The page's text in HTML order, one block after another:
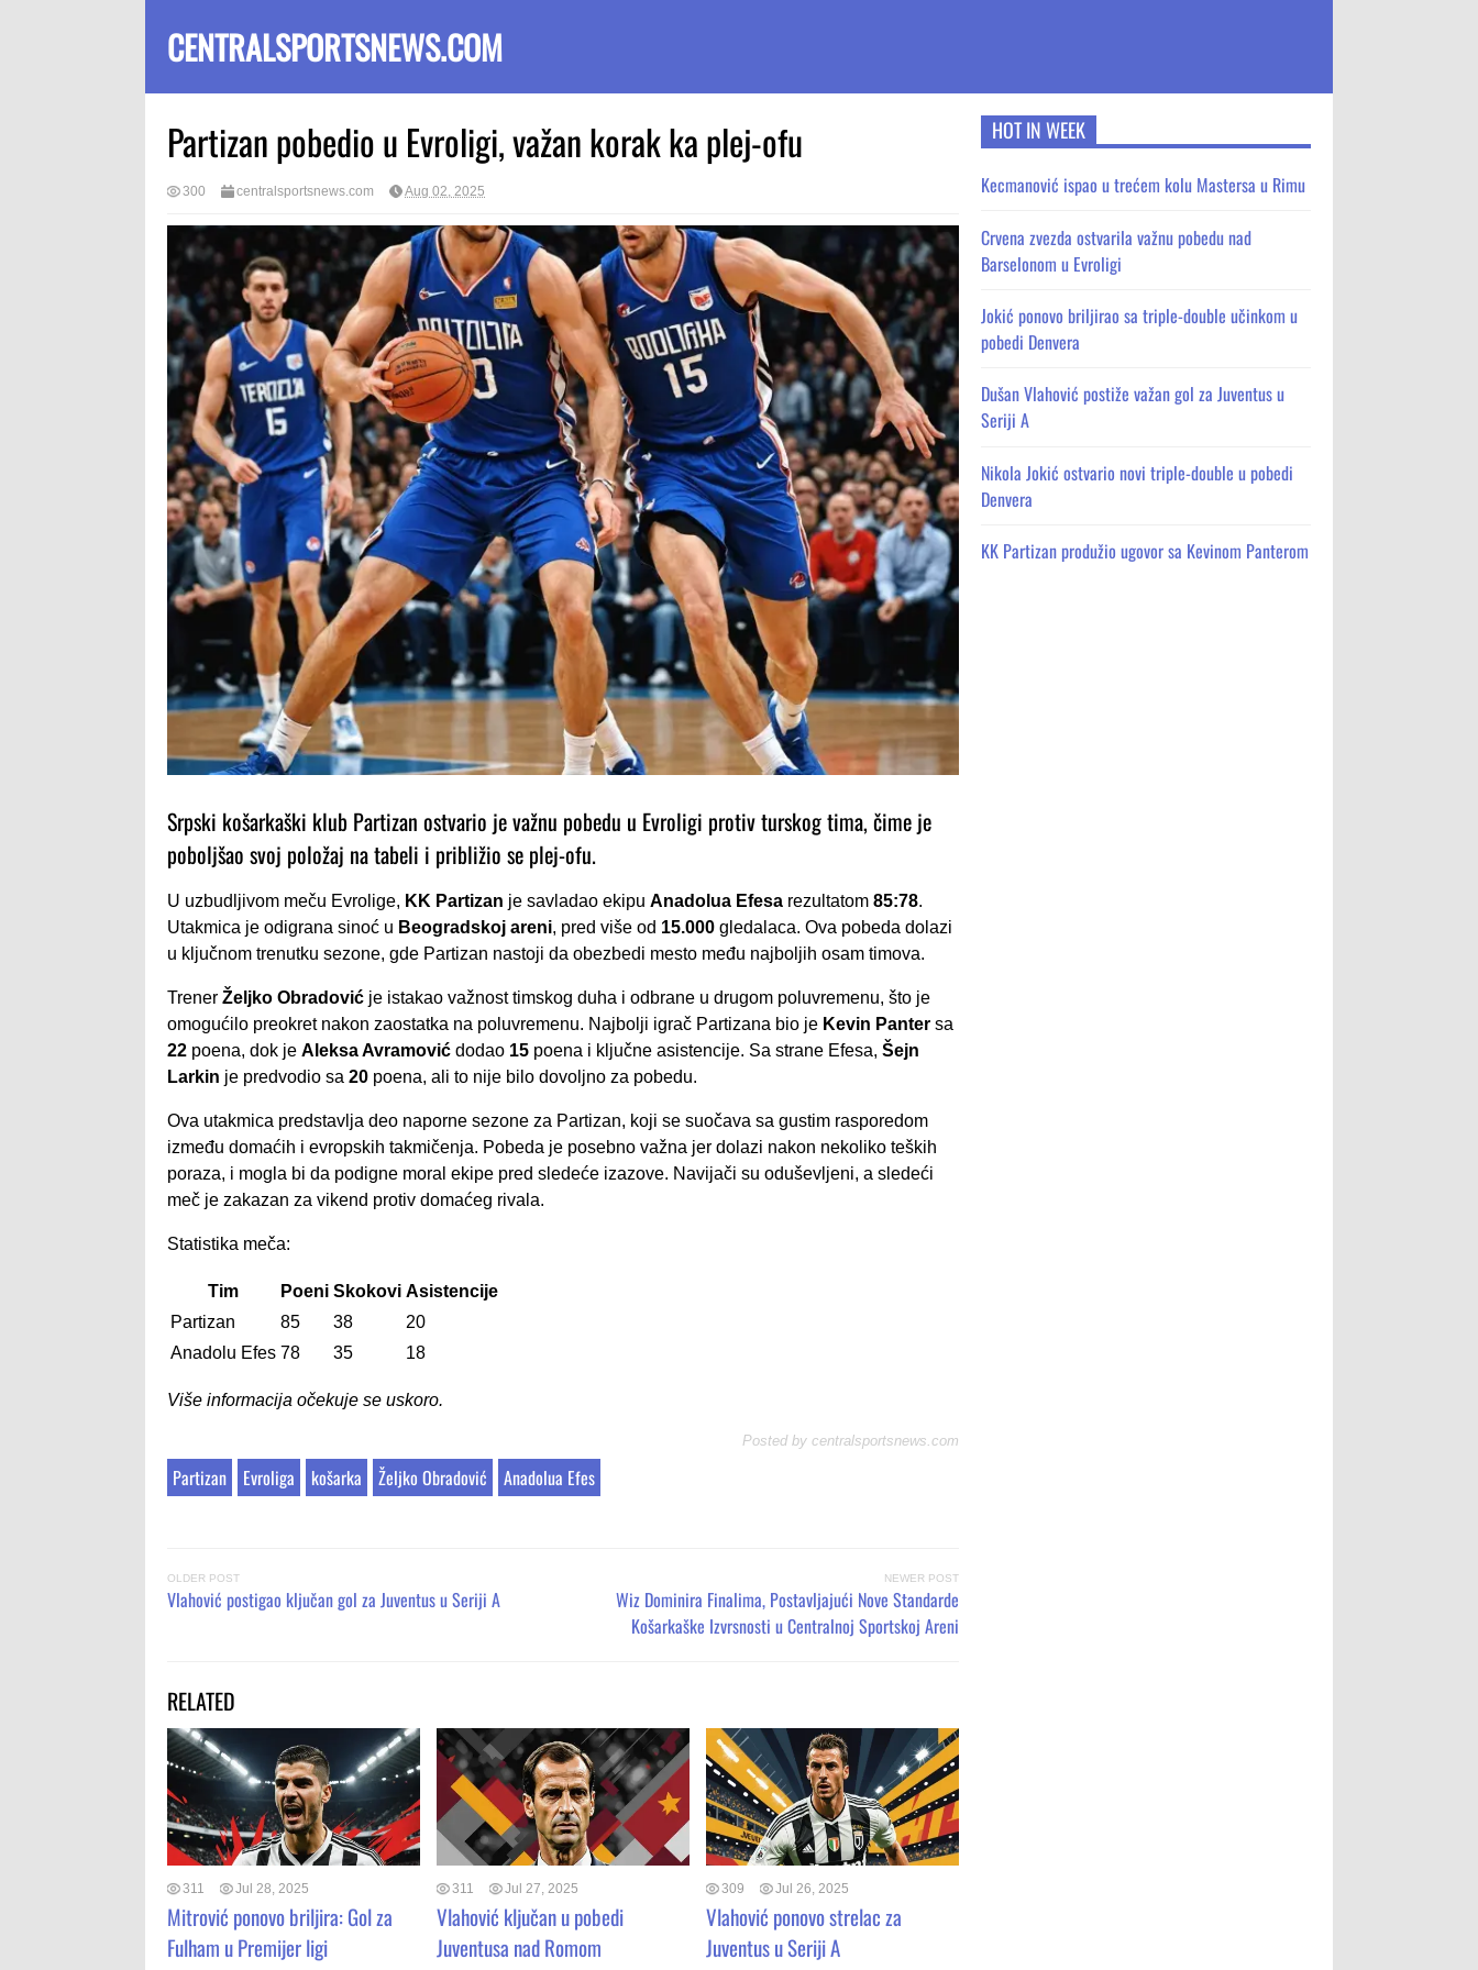
CENTRALSPORTSNEWS.COM
Partizan pobedio u Evroligi, važan korak ka plej-ofu
300 centralsportsnews.com Aug 02, 2025
Srpski košarkaški klub Partizan ostvario je važnu pobedu u Evroligi protiv turskog tima, čime je
poboljšao svoj položaj na tabeli i približio se plej-ofu.
U uzbudljivom meču Evrolige, KK Partizan je savladao ekipu Anadolua Efesa rezultatom 85:78.
Utakmica je odigrana sinoć u Beogradskoj areni, pred više od 15.000 gledalaca. Ova pobeda dolazi
u ključnom trenutku sezone, gde Partizan nastoji da obezbedi mesto među najboljih osam timova.
Trener Željko Obradović je istakao važnost timskog duha i odbrane u drugom poluvremenu, što je
omogućilo preokret nakon zaostatka na poluvremenu. Najbolji igrač Partizana bio je Kevin Panter sa
22 poena, dok je Aleksa Avramović dodao 15 poena i ključne asistencije. Sa strane Efesa, Šejn
Larkin je predvodio sa 20 poena, ali to nije bilo dovoljno za pobedu.
Ova utakmica predstavlja deo naporne sezone za Partizan, koji se suočava sa gustim rasporedom
između domaćih i evropskih takmičenja. Pobeda je posebno važna jer dolazi nakon nekoliko teških
poraza, i mogla bi da podigne moral ekipe pred sledeće izazove. Navijači su oduševljeni, a sledeći
meč je zakazan za vikend protiv domaćeg rivala.
Statistika meča:
Tim Poeni Skokovi Asistencije
Partizan
85 38
20
Anadolu Efes 78 35 18
Više informacija očekuje se uskoro.
Posted by centralsportsnews.com
Partizan Evroliga košarka Željko Obradović Anadolua Efes
NEWER POST
Wiz Dominira Finalima, Postavljajući Nove Standarde
Košarkaške Izvrsnosti u Centralnoj Sportskoj Areni
OLDER POST
Vlahović postigao ključan gol za Juventus u Seriji A
RELATED
311 Jul 28, 2025
Mitrović ponovo briljira: Gol za
Fulham u Premijer ligi
311 Jul 27, 2025
Vlahović ključan u pobedi
Juventusa nad Romom
309 Jul 26, 2025
Vlahović ponovo strelac za
Juventus u Seriji A
HOT IN WEEK
Kecmanović ispao u trećem kolu Mastersa u Rimu
Crvena zvezda ostvarila važnu pobedu nad
Barselonom u Evroligi
Jokić ponovo briljirao sa triple-double učinkom u
pobedi Denvera
Dušan Vlahović postiže važan gol za Juventus u
Seriji A
Nikola Jokić ostvario novi triple-double u pobedi
Denvera
KK Partizan produžio ugovor sa Kevinom Panterom